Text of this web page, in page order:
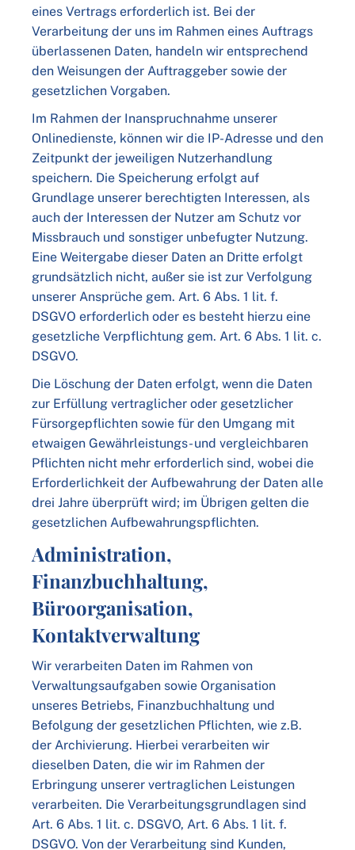
eines Vertrags erforderlich ist. Bei der
Verarbeitung der uns im Rahmen eines Auftrags
überlassenen Daten, handeln wir entsprechend
den Weisungen der Auftraggeber sowie der
gesetzlichen Vorgaben.
Im Rahmen der Inanspruchnahme unserer
Onlinedienste, können wir die IP-Adresse und den
Zeitpunkt der jeweiligen Nutzerhandlung
speichern. Die Speicherung erfolgt auf
Grundlage unserer berechtigten Interessen, als
auch der Interessen der Nutzer am Schutz vor
Missbrauch und sonstiger unbefugter Nutzung.
Eine Weitergabe dieser Daten an Dritte erfolgt
grundsätzlich nicht, außer sie ist zur Verfolgung
unserer Ansprüche gem. Art. 6 Abs. 1 lit. f.
DSGVO erforderlich oder es besteht hierzu eine
gesetzliche Verpflichtung gem. Art. 6 Abs. 1 lit. c.
DSGVO.
Die Löschung der Daten erfolgt, wenn die Daten
zur Erfüllung vertraglicher oder gesetzlicher
Fürsorgepflichten sowie für den Umgang mit
etwaigen Gewährleistungs- und vergleichbaren
Pflichten nicht mehr erforderlich sind, wobei die
Erforderlichkeit der Aufbewahrung der Daten alle
drei Jahre überprüft wird; im Übrigen gelten die
gesetzlichen Aufbewahrungspflichten.
Administration,
Finanzbuchhaltung,
Büroorganisation,
Kontaktverwaltung
Wir verarbeiten Daten im Rahmen von
Verwaltungsaufgaben sowie Organisation
unseres Betriebs, Finanzbuchhaltung und
Befolgung der gesetzlichen Pflichten, wie z.B.
der Archivierung. Hierbei verarbeiten wir
dieselben Daten, die wir im Rahmen der
Erbringung unserer vertraglichen Leistungen
verarbeiten. Die Verarbeitungsgrundlagen sind
Art. 6 Abs. 1 lit. c. DSGVO, Art. 6 Abs. 1 lit. f.
DSGVO. Von der Verarbeitung sind Kunden,